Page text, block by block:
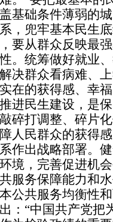
基础条件薄弱的
，兜牢基本民生
要从群众反映最
。统筹做好就业
决群众看病难、
在的获得感、幸
进民生建设，是
碎打调整、碎片
人民群众的获得
作出战略部署。
境，完善促进机
服务保障能力和
公共服务均衡性
： “中国共产党把